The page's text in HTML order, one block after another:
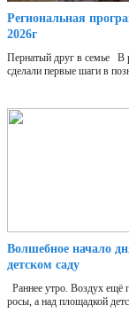
Региональная
2026г
Пернатый друг в семье В
сделали первые шаги в
Волшебное начало
детском саду
Раннее утро. Воздух ещё
росы, а над площадкой